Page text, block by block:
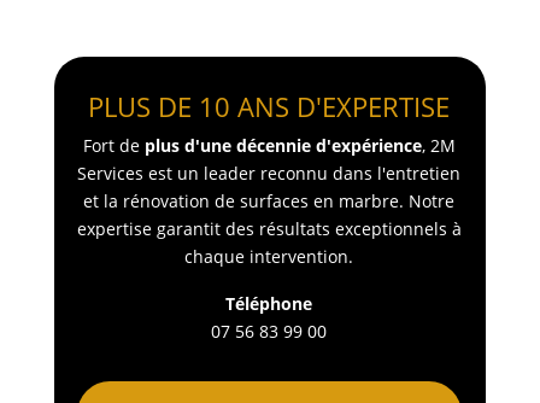
PLUS DE 10 ANS D'EXPERTISE
Fort de plus d'une décennie d'expérience, 2M
Services est un leader reconnu dans l'entretien
et la rénovation de surfaces en marbre. Notre
expertise garantit des résultats exceptionnels à
chaque intervention.
Téléphone
07 56 83 99 00